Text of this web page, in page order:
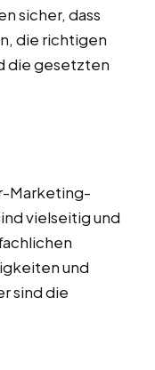
sicher, dass
die richtigen
die gesetzten
Marketing-
vielseitig und
und
sind die